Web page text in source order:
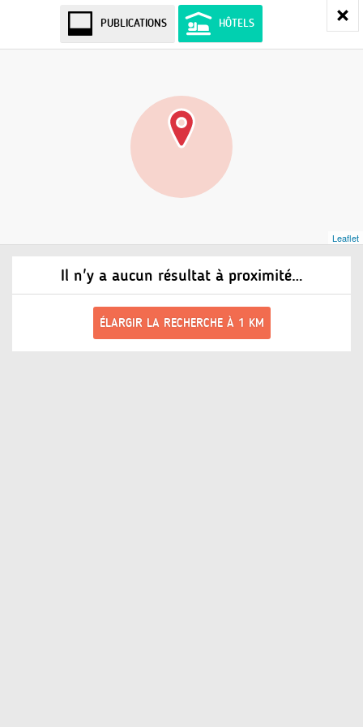
PUBLICATIONS HÔTELS
Il n'y a aucun résultat à proximité…
ÉLARGIR LA RECHERCHE À 1 KM
Leaflet